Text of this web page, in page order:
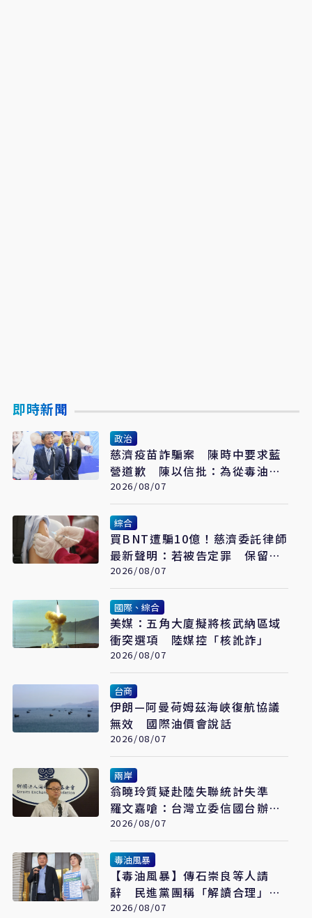
即時新聞
政治
慈濟疫苗詐騙案 陳時中要求藍
營道歉 陳以信批：為從毒油案
脫身
2026/08/07
綜合
買BNT遭騙10億！慈濟委託律師
最新聲明：若被告定罪 保留民
事請求賠償
2026/08/07
國際、綜合
美媒：五角大廈擬將核武納區域
衝突選項 陸媒控「核訛詐」
2026/08/07
台商
伊朗—阿曼荷姆茲海峽復航協議
無效 國際油價會說話
2026/08/07
兩岸
翁曉玲質疑赴陸失聯統計失準
羅文嘉嗆：台灣立委信國台辦說
謊話
2026/08/07
毒油風暴
【毒油風暴】傳石崇良等人請
辭 民進黨團稱「解讀合理」：
但地方不要都甩鍋中央
2026/08/07